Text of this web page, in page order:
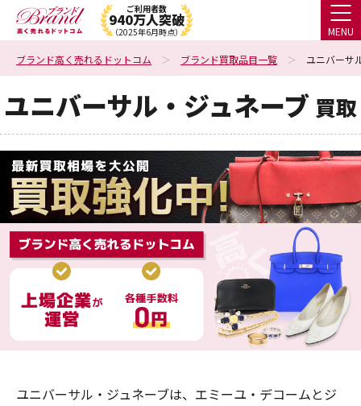
ご利用者数
940万人突破
（2025年6月時点） MENU
ブランド高く売れるドットコム ブランド買取品目一覧 ユニバーサ
ユニバーサル・ジュネーブ 買取
ユニバーサル・ジュネーブは、エミーユ・デコームとジ